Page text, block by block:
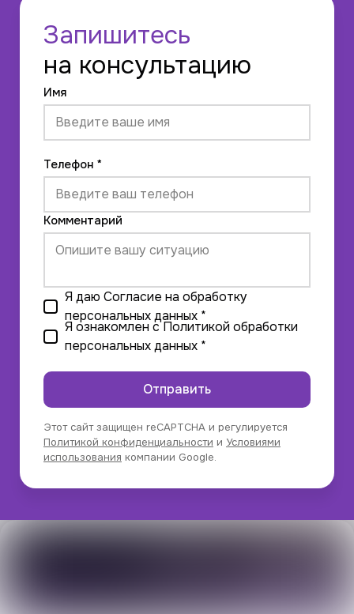
Запишитесь
на консультацию
Имя
Телефон *
Комментарий
Я даю Согласие на обработку
персональных данных *
Я ознакомлен сПолитикой обработки
персональных данных *
Отправить
Этот сайт защищен reCAPTCHA и регулируется
Политикой конфиденциальности и Условиями
использования компании Google.